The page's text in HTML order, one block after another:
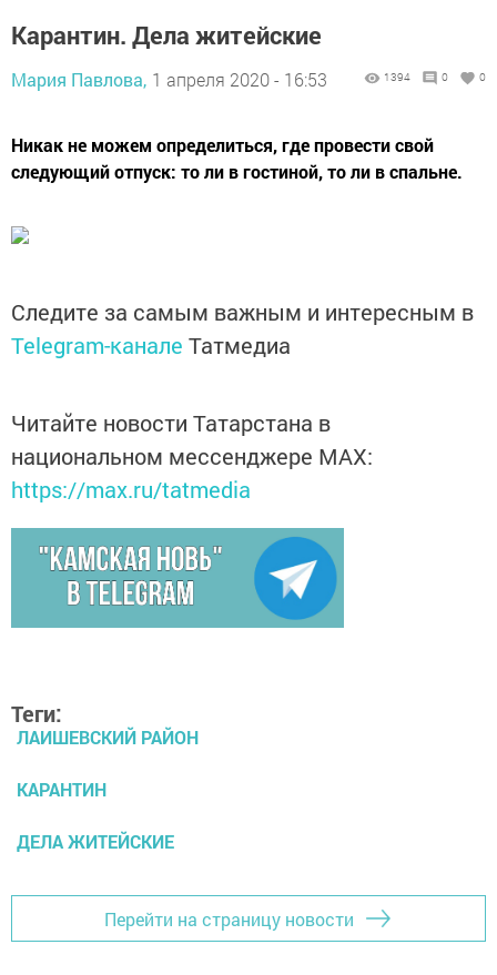
Карантин. Дела житейские
Мария Павлова, 1 апреля 2020 - 16:53 1394 0 0
Никак не можем определиться, где провести свой
следующий отпуск: то ли в гостиной, то ли в спальне.
Следите за самым важным и интересным в
Telegram-канале Татмедиа
Читайте новости Татарстана в
национальном мессенджере MАХ:
https://max.ru/tatmedia
Теги:
ЛАИШЕВСКИЙ РАЙОН
КАРАНТИН
ДЕЛА ЖИТЕЙСКИЕ
Перейти на страницу новости